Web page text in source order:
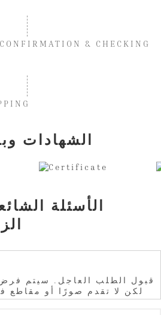
& CHECKING
الشهادات
الأسئلة
لكن لا تقدم صورًا أو مقاطع